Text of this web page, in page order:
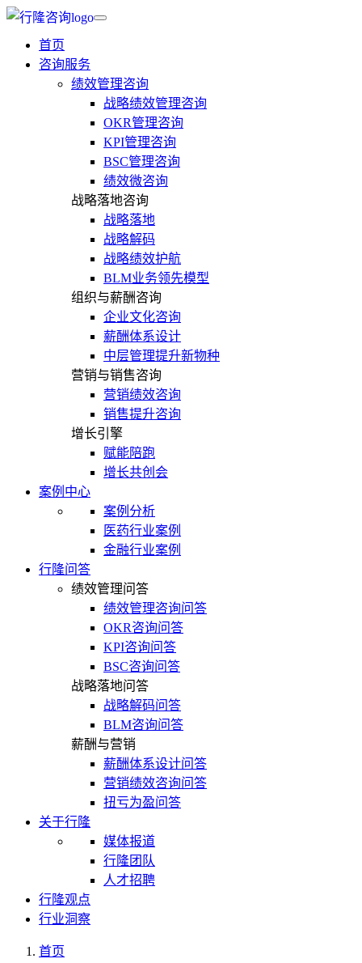
首页
咨询服务
绩效管理咨询
战略绩效管理咨询
OKR管理咨询
KPI管理咨询
BSC管理咨询
绩效微咨询
战略落地咨询
战略落地
战略解码
战略绩效护航
BLM业务领先模型
组织与薪酬咨询
企业文化咨询
薪酬体系设计
中层管理提升新物种
营销与销售咨询
营销绩效咨询
销售提升咨询
增长引擎
赋能陪跑
增长共创会
案例中心
案例分析
医药行业案例
金融行业案例
行隆问答
绩效管理问答
绩效管理咨询问答
OKR咨询问答
KPI咨询问答
BSC咨询问答
战略落地问答
战略解码问答
BLM咨询问答
薪酬与营销
薪酬体系设计问答
营销绩效咨询问答
扭亏为盈问答
关于行隆
媒体报道
行隆团队
人才招聘
行隆观点
行业洞察
首页